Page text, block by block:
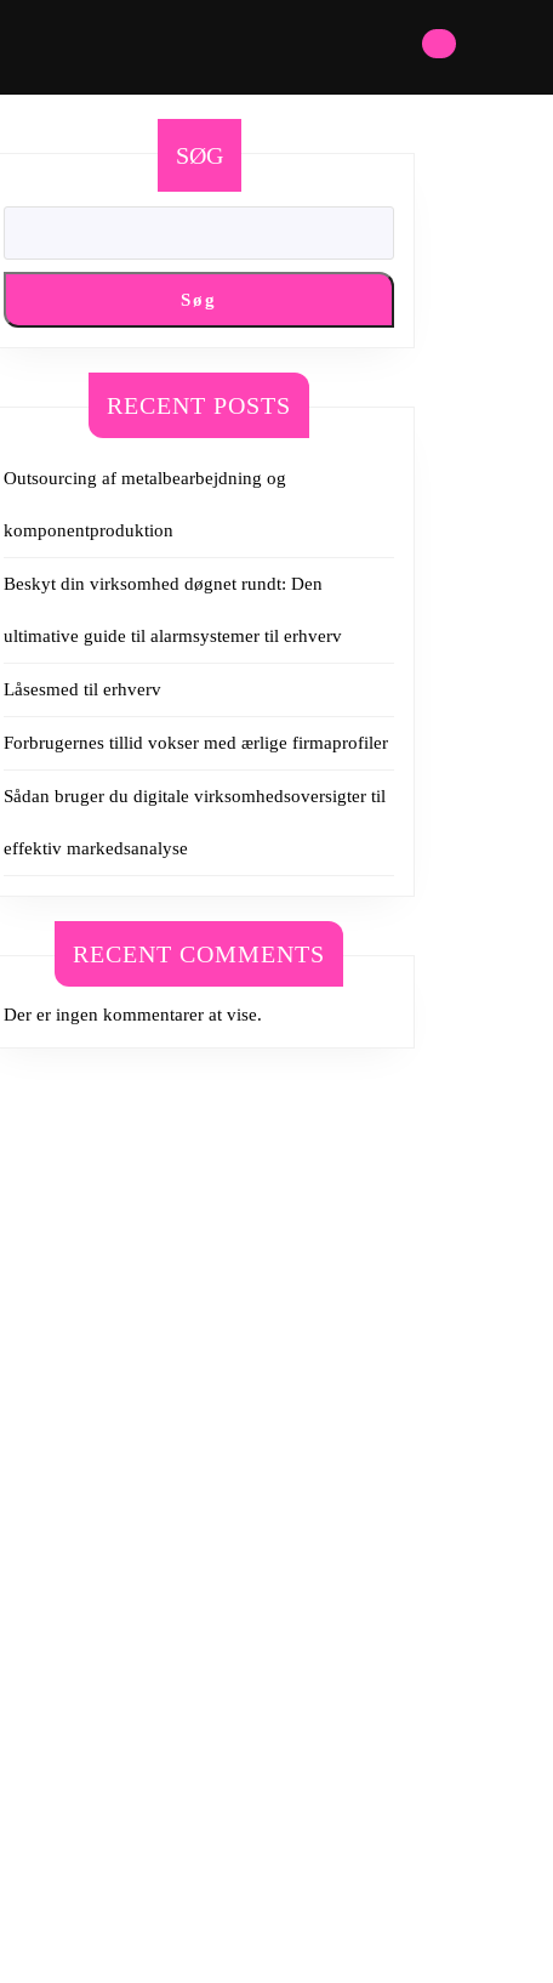
SØG
Søg
RECENT POSTS
Outsourcing af metalbearbejdning og
komponentproduktion
Beskyt din virksomhed døgnet rundt: Den
ultimative guide til alarmsystemer til erhverv
Låsesmed til erhverv
Forbrugernes tillid vokser med ærlige firmaprofiler
Sådan bruger du digitale virksomhedsoversigter til
effektiv markedsanalyse
RECENT COMMENTS
Der er ingen kommentarer at vise.